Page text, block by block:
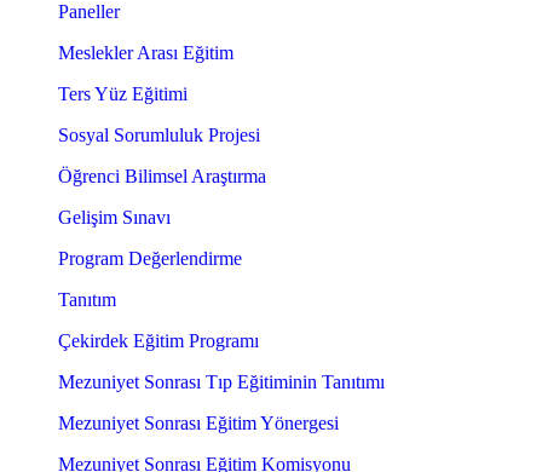
Paneller
Meslekler Arası Eğitim
Ters Yüz Eğitimi
Sosyal Sorumluluk Projesi
Öğrenci Bilimsel Araştırma
Gelişim Sınavı
Program Değerlendirme
Tanıtım
Çekirdek Eğitim Programı
Mezuniyet Sonrası Tıp Eğitiminin Tanıtımı
Mezuniyet Sonrası Eğitim Yönergesi
Mezuniyet Sonrası Eğitim Komisyonu